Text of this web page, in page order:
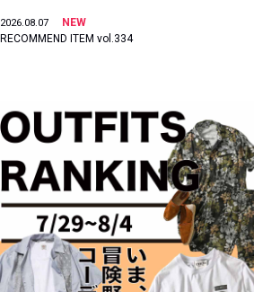
2026.08.07
NEW
RECOMMEND ITEM vol.334